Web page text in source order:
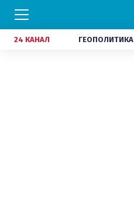
24 КАНАЛ ГЕОПОЛИТИКА